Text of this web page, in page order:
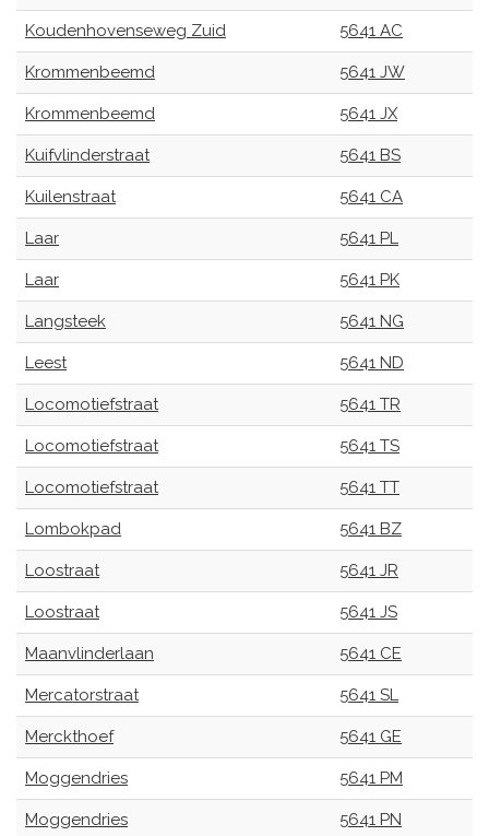
Koudenhovenseweg Zuid 5641 AC
Krommenbeemd 5641 JW
Krommenbeemd 5641 JX
Kuifvlinderstraat 5641 BS
Kuilenstraat 5641 CA
Laar 5641 PL
Laar 5641 PK
Langsteek 5641 NG
Leest 5641 ND
Locomotiefstraat 5641 TR
Locomotiefstraat 5641 TS
Locomotiefstraat 5641 TT
Lombokpad 5641 BZ
Loostraat 5641 JR
Loostraat 5641 JS
Maanvlinderlaan 5641 CE
Mercatorstraat 5641 SL
Merckthoef 5641 GE
Moggendries 5641 PM
Moggendries 5641 PN